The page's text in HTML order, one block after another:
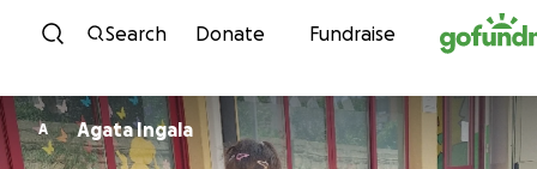
Skip to content
Search Donate Fundraise
A Agata Ingala